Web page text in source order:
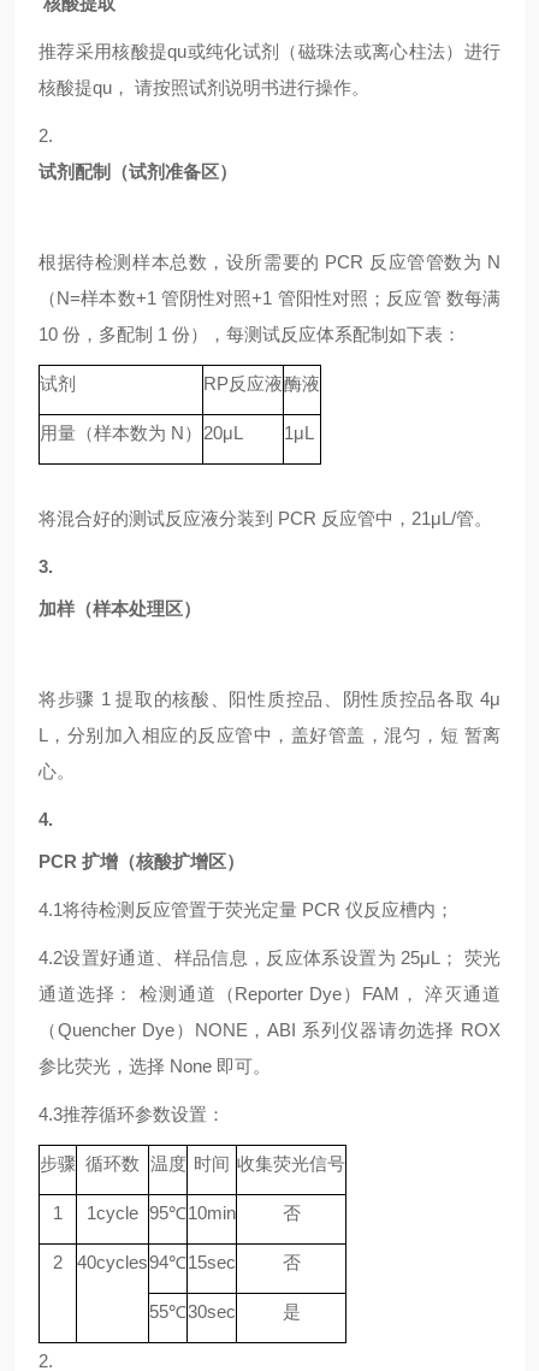
推荐采用核酸提qu或纯化试剂（磁珠法或离心柱法）进行
核酸提qu， 请按照试剂说明书进行操作。
2.
试剂配制（试剂准备区）
根据待检测样本总数，设所需要的 PCR 反应管管数为 N
（N=样本数+1 管阴性对照+1 管阳性对照；反应管 数每满
10 份，多配制 1 份），每测试反应体系配制如下表：
试剂 RP反应液酶液
用量（样本数为 N） 20μL 1μL
将混合好的测试反应液分装到 PCR 反应管中，21μL/管。
3.
加样（样本处理区）
将步骤 1 提取的核酸、阳性质控品、阴性质控品各取 4μ
L，分别加入相应的反应管中，盖好管盖，混匀，短 暂离
心。
4.
PCR 扩增（核酸扩增区）
4.1将待检测反应管置于荧光定量 PCR 仪反应槽内；
4.2设置好通道、样品信息，反应体系设置为 25μL； 荧光
通道选择： 检测通道（Reporter Dye）FAM， 淬灭通道
（Quencher Dye）NONE，ABI 系列仪器请勿选择 ROX
参比荧光，选择 None 即可。
4.3推荐循环参数设置：
步骤 循环数 温度 时间 收集荧光信号
1 1cycle 95℃10min 否
2 40cycles94℃15sec 否
55℃30sec 是
2.